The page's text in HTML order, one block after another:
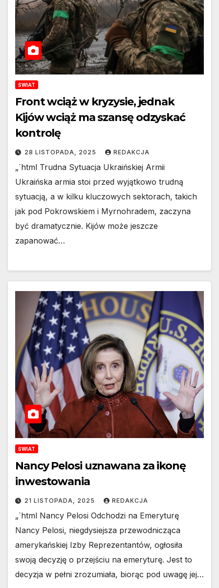
ŚWIAT
Front wciąż w kryzysie, jednak
Kijów wciąż ma szansę odzyskać
kontrolę
28 LISTOPADA, 2025 REDAKCJA
„`html Trudna Sytuacja Ukraińskiej Armii
Ukraińska armia stoi przed wyjątkowo trudną
sytuacją, a w kilku kluczowych sektorach, takich
jak pod Pokrowskiem i Myrnohradem, zaczyna
być dramatycznie. Kijów może jeszcze
zapanować…
ŚWIAT
Nancy Pelosi uznawana za ikonę
inwestowania
21 LISTOPADA, 2025 REDAKCJA
„`html Nancy Pelosi Odchodzi na Emeryturę
Nancy Pelosi, niegdysiejsza przewodnicząca
amerykańskiej Izby Reprezentantów, ogłosiła
swoją decyzję o przejściu na emeryturę. Jest to
decyzja w pełni zrozumiała, biorąc pod uwagę jej…